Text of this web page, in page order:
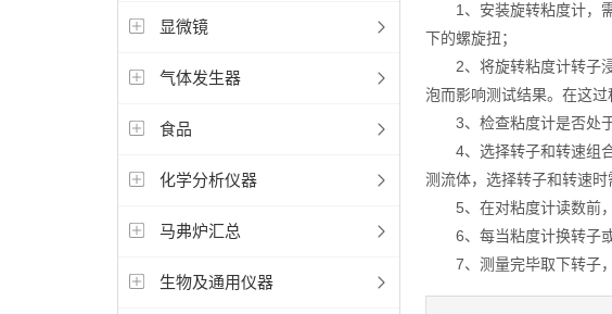
显微镜
气体发生器
食品
化学分析仪器
马弗炉汇总
生物及通用仪器
1、安装旋转粘度计，需
下的螺旋扭；
2、将旋转粘度计转子浸
泡而影响测试结果。在这
3、检查粘度计是否处于
4、选择转子和转速组合
测流体，选择转子和转速
5、在对粘度计读数前，
6、每当粘度计换转子或
7、测量完毕取下转子，